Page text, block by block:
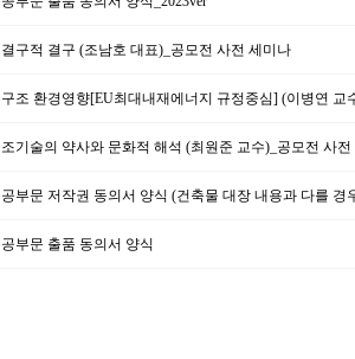
구적 결구 (조남호 대표)_공모전 사전 세미나
조 환경영향[EU최대내재에너지 규정중심] (이병연 교
기술의 약사와 문화적 해석 (최원준 교수)_공모전 사전
부문 저작권 동의서 양식 (건축물 대장 내용과 다를 경
부문 출품 동의서 양식